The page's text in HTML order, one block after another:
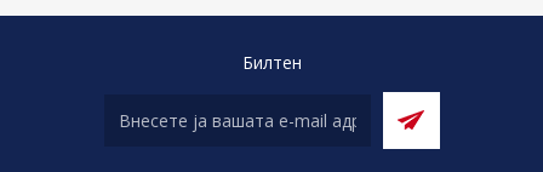
Билтен